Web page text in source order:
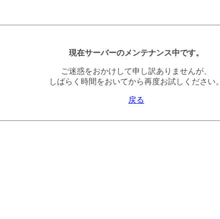
現在サーバーのメンテナンス中です。
ご迷惑をおかけして申し訳ありませんが、
しばらく時間をおいてから再度お試しください。
戻る